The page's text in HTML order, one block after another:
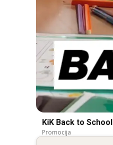
KiK Back to School
Promocija